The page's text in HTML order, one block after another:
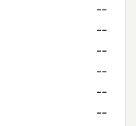
--
--
--
--
--
--